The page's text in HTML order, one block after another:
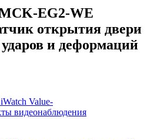
EG2-WE
открытия двери
и деформаций
Value-
видеонаблюдения